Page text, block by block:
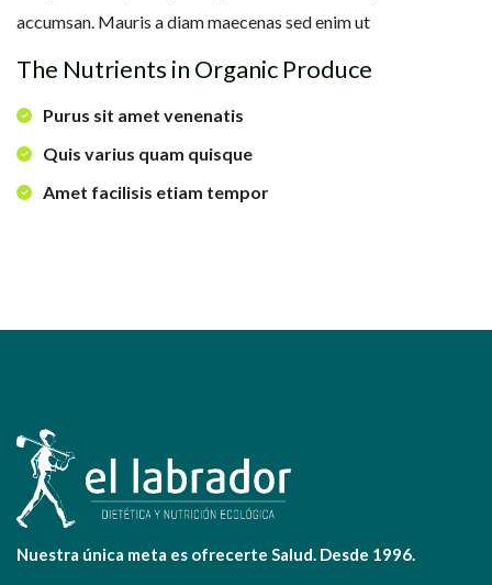
accumsan. Mauris a diam maecenas sed enim ut
The Nutrients in Organic Produce
Purus sit amet venenatis
Quis varius quam quisque
Amet facilisis etiam tempor
Nuestra única meta es ofrecerte Salud. Desde 1996.